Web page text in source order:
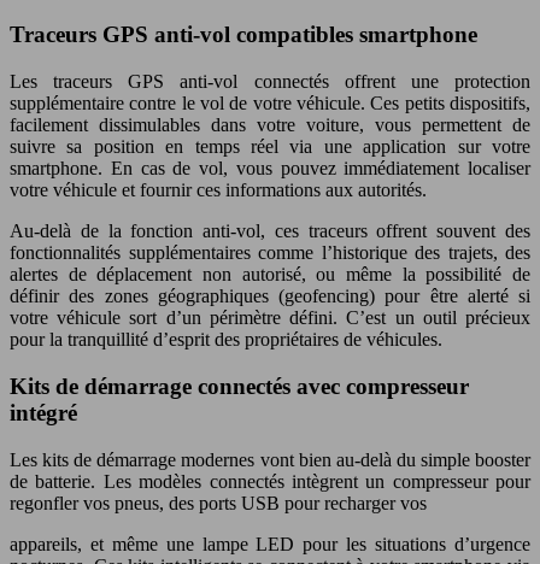
Traceurs GPS anti-vol compatibles smartphone
Les traceurs GPS anti-vol connectés offrent une protection
supplémentaire contre le vol de votre véhicule. Ces petits dispositifs,
facilement dissimulables dans votre voiture, vous permettent de
suivre sa position en temps réel via une application sur votre
smartphone. En cas de vol, vous pouvez immédiatement localiser
votre véhicule et fournir ces informations aux autorités.
Au-delà de la fonction anti-vol, ces traceurs offrent souvent des
fonctionnalités supplémentaires comme l’historique des trajets, des
alertes de déplacement non autorisé, ou même la possibilité de
définir des zones géographiques (geofencing) pour être alerté si
votre véhicule sort d’un périmètre défini. C’est un outil précieux
pour la tranquillité d’esprit des propriétaires de véhicules.
Kits de démarrage connectés avec compresseur
intégré
Les kits de démarrage modernes vont bien au-delà du simple booster
de batterie. Les modèles connectés intègrent un compresseur pour
regonfler vos pneus, des ports USB pour recharger vos
appareils, et même une lampe LED pour les situations d’urgence